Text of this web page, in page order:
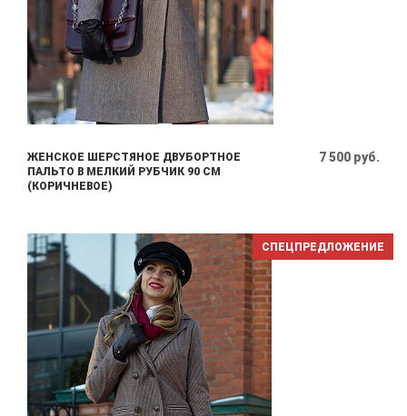
ЖЕНСКОЕ ШЕРСТЯНОЕ ДВУБОРТНОЕ
ПАЛЬТО В МЕЛКИЙ РУБЧИК 90 СМ
(КОРИЧНЕВОЕ)
7 500 руб.
СПЕЦПРЕДЛОЖЕНИЕ